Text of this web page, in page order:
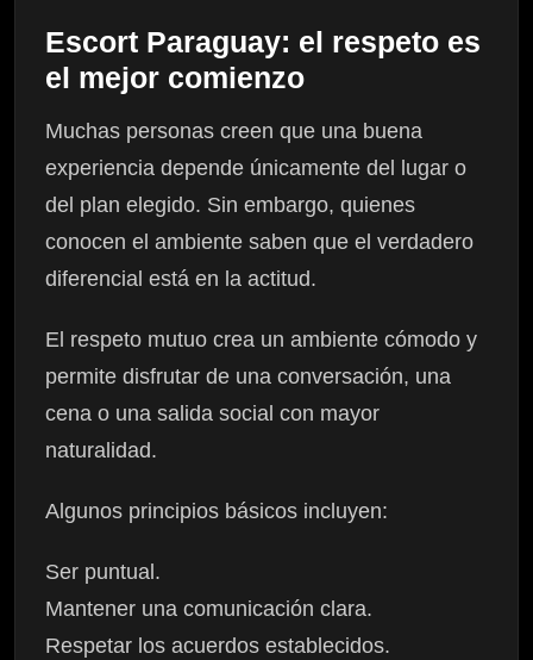
Escort Paraguay: el respeto es
el mejor comienzo
Muchas personas creen que una buena
experiencia depende únicamente del lugar o
del plan elegido. Sin embargo, quienes
conocen el ambiente saben que el verdadero
diferencial está en la actitud.
El respeto mutuo crea un ambiente cómodo y
permite disfrutar de una conversación, una
cena o una salida social con mayor
naturalidad.
Algunos principios básicos incluyen:
Ser puntual.
Mantener una comunicación clara.
Respetar los acuerdos establecidos.